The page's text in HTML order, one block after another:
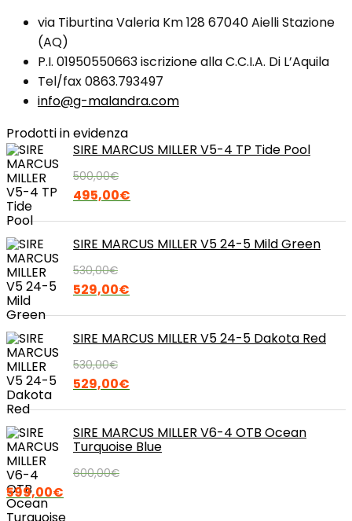
via Tiburtina Valeria Km 128 67040 Aielli Stazione
(AQ)
P.I. 01950550663 iscrizione alla C.C.I.A. Di L’Aquila
Tel/fax 0863.793497
info@g-malandra.com
Prodotti in evidenza
SIRE MARCUS MILLER V5-4 TP Tide Pool
500,00€
Il
era:
500,00€.
495,00€
è:
SIRE MARCUS MILLER V5 24-5 Mild Green
530,00€
Il
era:
530,00€.
529,00€
è:
SIRE MARCUS MILLER V5 24-5 Dakota Red
530,00€
Il
era:
529,00€
è:
SIRE MARCUS MILLER V6-4 OTB Ocean
Turquoise Blue
600,00€
Il
prezzo
599,00€
prezzo